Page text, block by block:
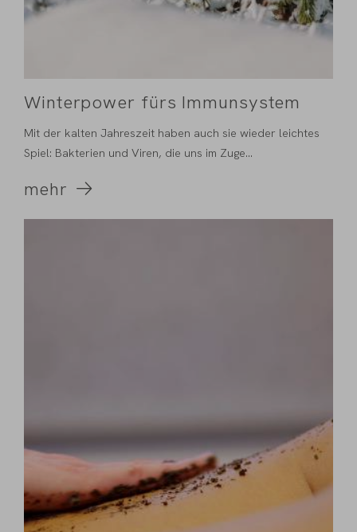
Winterpower fürs Immunsystem
Mit der kalten Jahreszeit haben auch sie wieder leichtes
Spiel: Bakterien und Viren, die uns im Zuge...
mehr